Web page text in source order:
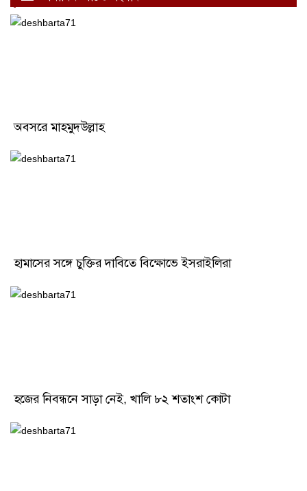
অবসরে মাহমুদউল্লাহ
হামাসের সঙ্গে চুক্তির দাবিতে বিক্ষোভে ইসরাইলিরা
হজের নিবন্ধনে সাড়া নেই, খালি ৮২ শতাংশ কোটা